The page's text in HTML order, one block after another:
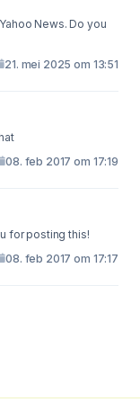
News. Do you
21. mei 2025 om 13:51
08. feb 2017 om 17:19
for posting this!
08. feb 2017 om 17:17